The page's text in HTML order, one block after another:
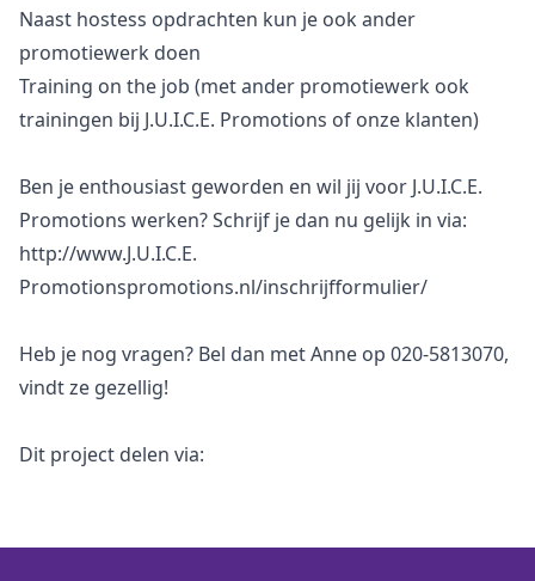
Naast hostess opdrachten kun je ook ander
promotiewerk doen
Training on the job (met ander promotiewerk ook
trainingen bij J.U.I.C.E. Promotions of onze klanten)
Ben je enthousiast geworden en wil jij voor J.U.I.C.E.
Promotions werken? Schrijf je dan nu gelijk in via:
http://www.J.U.I.C.E.
Promotionspromotions.nl/inschrijfformulier/
Heb je nog vragen? Bel dan met Anne op 020-5813070,
vindt ze gezellig!
Dit project delen via: